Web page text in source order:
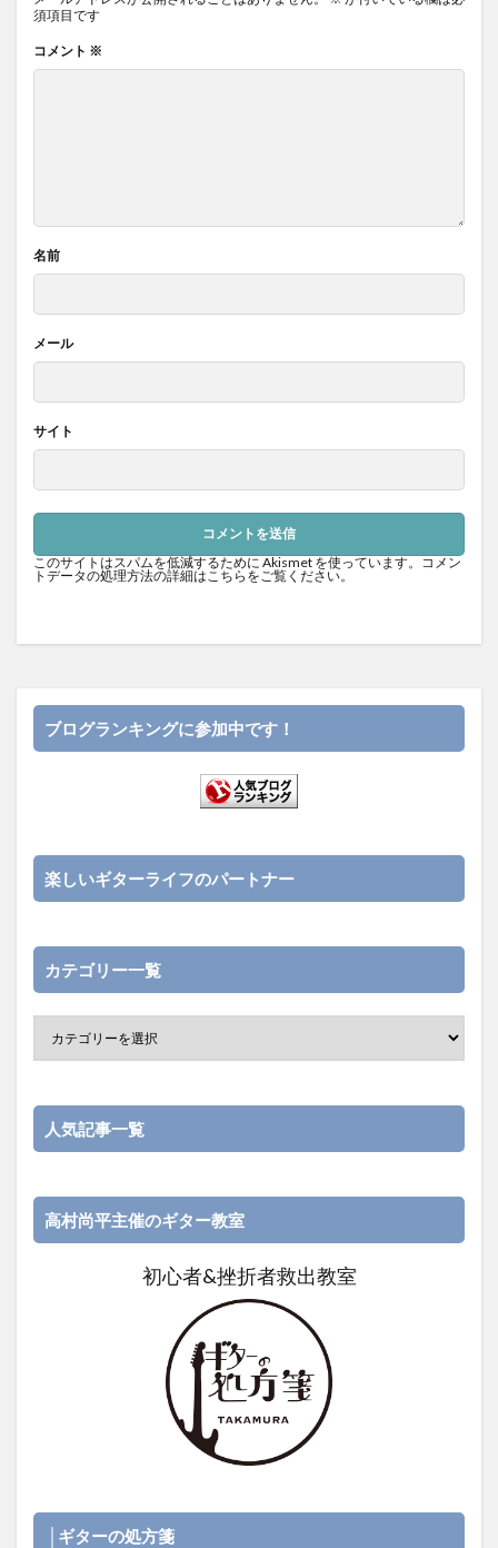
須項目です
コメント ※
名前
メール
サイト
このサイトはスパムを低減するために Akismet を使っています。 コメン
トデータの処理方法の詳細はこちらをご覧ください。
ブログランキングに参加中です！
楽しいギターライフのパートナー
カテゴリー一覧
人気記事一覧
高村尚平主催のギター教室
初心者&挫折者救出教室
│ギターの処方箋